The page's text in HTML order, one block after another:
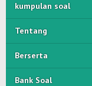
kumpulan soal
Tentang
Berserta
Bank Soal